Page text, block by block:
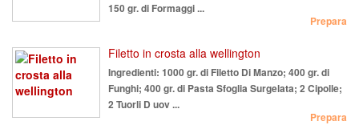
150 gr. di Formaggi ...
Prepara
Filetto in crosta alla wellington
Ingredienti: 1000 gr. di Filetto Di Manzo; 400 gr. di
Funghi; 400 gr. di Pasta Sfoglia Surgelata; 2 Cipolle;
2 Tuorli D uov ...
Prepara